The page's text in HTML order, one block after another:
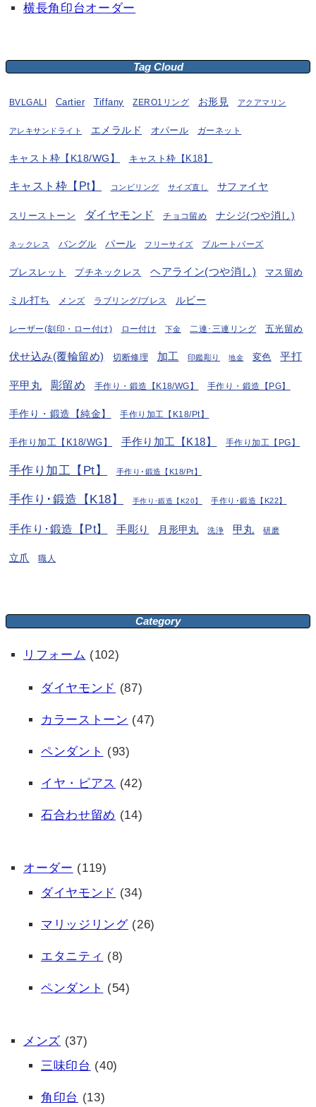
横長角印台オーダー
Tag Cloud
BVLGALI Cartier Tiffany ZERO1リング お形見 アクアマリン
アレキサンドライト エメラルド オパール ガーネット
キャスト枠【K18/WG】 キャスト枠【K18】
キャスト枠【Pt】 コンビリング サイズ直し サファイヤ
スリーストーン ダイヤモンド チョコ留め ナシジ(つや消し)
ネックレス バングル パール フリーサイズ ブルートパーズ
ブレスレット プチネックレス ヘアライン(つや消し) マス留め
ミル打ち メンズ ラブリング/ブレス ルビー
レーザー(刻印・ロー付け) ロー付け 下金 二連･三連リング 五光留め
伏せ込み(覆輪留め) 切断修理 加工 印鑑彫り 地金 変色 平打
平甲丸 彫留め 手作り・鍛造【K18/WG】 手作り・鍛造【PG】
手作り・鍛造【純金】 手作り加工【K18/Pt】
手作り加工【K18/WG】 手作り加工【K18】 手作り加工【PG】
手作り加工【Pt】 手作り･鍛造【K18/Pt】
手作り･鍛造【K18】 手作り･鍛造【K20】 手作り･鍛造【K22】
手作り･鍛造【Pt】 手彫り 月形甲丸 洗浄 甲丸 研磨
立爪 職人
Category
リフォーム (102)
ダイヤモンド (87)
カラーストーン (47)
ペンダント (93)
イヤ・ピアス (42)
石合わせ留め (14)
オーダー (119)
ダイヤモンド (34)
マリッジリング(26)
エタニティ (8)
ペンダント (54)
メンズ (37)
三味印台 (40)
角印台 (13)